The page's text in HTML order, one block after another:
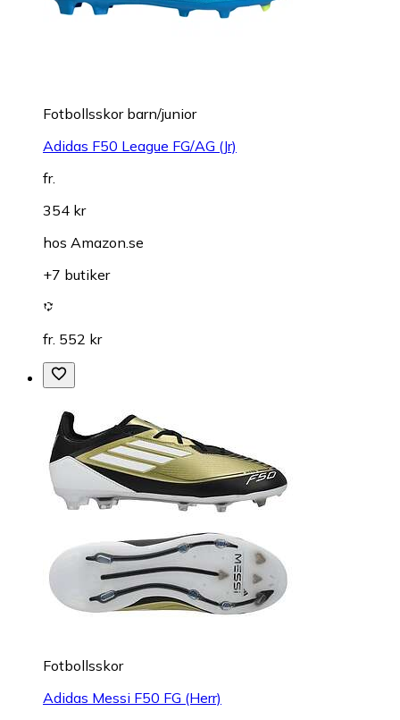
Fotbollsskor barn/junior
Adidas F50 League FG/AG (Jr)
fr.
354 kr
hos Amazon.se
+7 butiker
fr. 552 kr
Fotbollsskor
Adidas Messi F50 FG (Herr)